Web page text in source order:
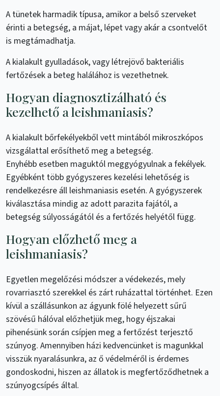
A tünetek harmadik típusa, amikor a belső szerveket
érinti a betegség, a májat, lépet vagy akár a csontvelőt
is megtámadhatja.
A kialakult gyulladások, vagy létrejövő bakteriális
fertőzések a beteg halálához is vezethetnek.
Hogyan diagnosztizálható és
kezelhető a leishmaniasis?
A kialakult bőrfekélyekből vett mintából mikroszkópos
vizsgálattal erősíthető meg a betegség.
Enyhébb esetben maguktól meggyógyulnak a fekélyek.
Egyébként több gyógyszeres kezelési lehetőség is
rendelkezésre áll leishmaniasis esetén. A gyógyszerek
kiválasztása mindig az adott parazita fajától, a
betegség súlyosságától és a fertőzés helyétől függ.
Hogyan előzhető meg a
leishmaniasis?
Egyetlen megelőzési módszer a védekezés, mely
rovarriasztó szerekkel és zárt ruházattal történhet. Ezen
kívül a szállásunkon az ágyunk fölé helyezett sűrű
szövésű hálóval előzhetjük meg, hogy éjszakai
pihenésünk során csípjen meg a fertőzést terjesztő
szúnyog. Amennyiben házi kedvencünket is magunkkal
visszük nyaralásunkra, az ő védelméről is érdemes
gondoskodni, hiszen az állatok is megfertőződhetnek a
szúnyogcsípés által.